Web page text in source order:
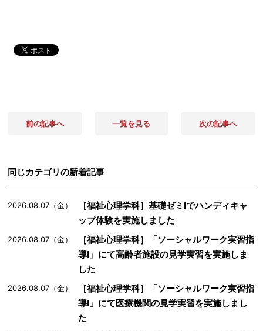
前の記事へ 一覧を見る 次の記事へ
同じカテゴリの新着記事
2026.08.07（金）
［福祉心理学科］基礎ゼミⅠでハンディキャ
ップ体験を実施しました
2026.08.07（金）
［福祉心理学科］「ソーシャルワーク実習指
導Ⅰ」にて高齢者施設の見学実習を実施しま
した
2026.08.07（金）
［福祉心理学科］「ソーシャルワーク実習指
導Ⅰ」にて医療機関の見学実習を実施しまし
た